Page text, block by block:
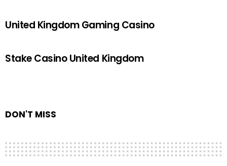
United Kingdom Gaming Casino
Stake Casino United Kingdom
DON'T MISS